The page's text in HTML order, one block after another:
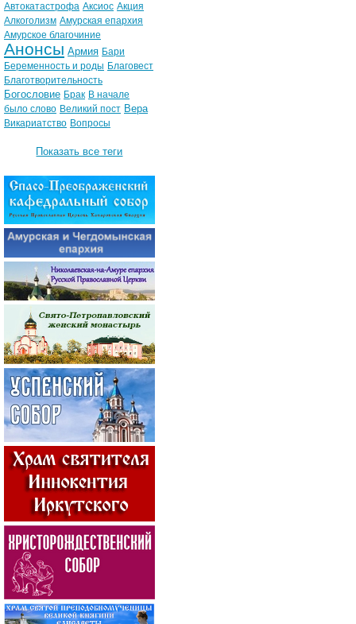
Автокатастрофа Аксиос Акция
Алкоголизм Амурская епархия
Амурское благочиние
Анонсы Армия Бари
Беременность и роды Благовест
Благотворительность
Богословие Брак В начале
было слово Великий пост Вера
Викариатство Вопросы
Показать все теги